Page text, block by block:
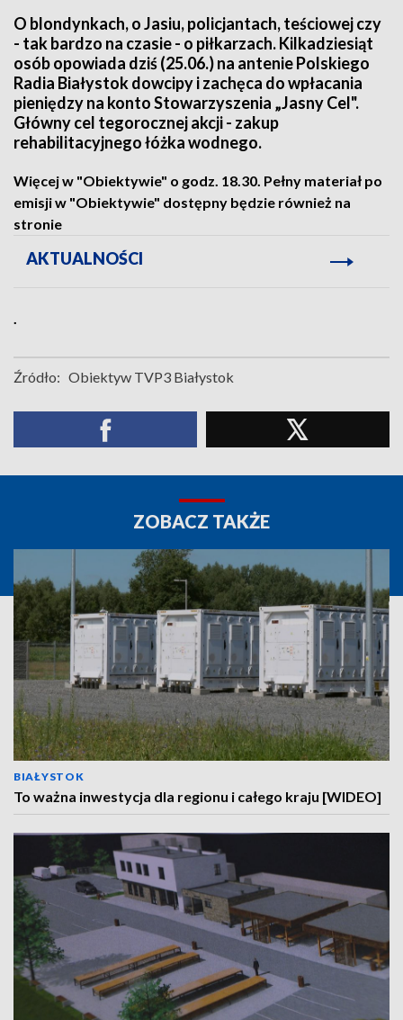
O blondynkach, o Jasiu, policjantach, teściowej czy
- tak bardzo na czasie - o piłkarzach. Kilkadziesiąt
osób opowiada dziś (25.06.) na antenie Polskiego
Radia Białystok dowcipy i zachęca do wpłacania
pieniędzy na konto Stowarzyszenia „Jasny Cel".
Główny cel tegorocznej akcji - zakup
rehabilitacyjnego łóżka wodnego.
Więcej w "Obiektywie" o godz. 18.30. Pełny materiał po
emisji w "Obiektywie" dostępny będzie również na
stronie
AKTUALNOŚCI
.
Źródło: Obiektyw TVP3 Białystok
ZOBACZ TAKŻE
BIAŁYSTOK
To ważna inwestycja dla regionu i całego kraju [WIDEO]